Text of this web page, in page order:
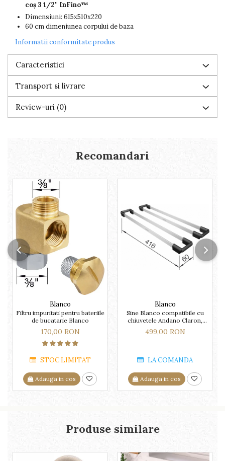
coș 3 1/2'' InFino™
Dimensiuni: 615x510x220
60 cm dimeniunea corpului de baza
Informatii conformitate produs
Caracteristici
Transport si livrare
Review-uri (0)
Recomandari
Blanco
Filtru impuritati pentru bateriile
de bucatarie Blanco
170,00 RON
STOC LIMITAT
Adauga in cos
Blanco
Sine Blanco compatibile cu
chiuvetele Andano Claron,
Flow, Pleon, Subline, Supra,
Zerox
499,00 RON
LA COMANDA
Adauga in cos
Produse similare